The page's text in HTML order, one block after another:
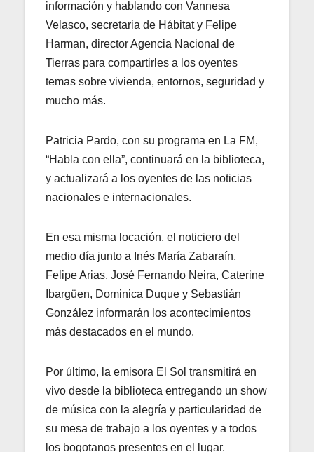
información y hablando con Vannesa
Velasco, secretaria de Hábitat y Felipe
Harman, director Agencia Nacional de
Tierras para compartirles a los oyentes
temas sobre vivienda, entornos, seguridad y
mucho más.
Patricia Pardo, con su programa en La FM,
“Habla con ella”, continuará en la biblioteca,
y actualizará a los oyentes de las noticias
nacionales e internacionales.
En esa misma locación, el noticiero del
medio día junto a Inés María Zabaraín,
Felipe Arias, José Fernando Neira, Caterine
Ibargüen, Dominica Duque y Sebastián
González informarán los acontecimientos
más destacados en el mundo.
Por último, la emisora El Sol transmitirá en
vivo desde la biblioteca entregando un show
de música con la alegría y particularidad de
su mesa de trabajo a los oyentes y a todos
los bogotanos presentes en el lugar.